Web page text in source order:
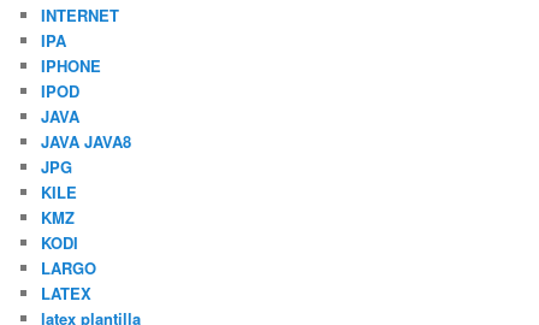
INTERNET
IPA
IPHONE
IPOD
JAVA
JAVA JAVA8
JPG
KILE
KMZ
KODI
LARGO
LATEX
latex plantilla